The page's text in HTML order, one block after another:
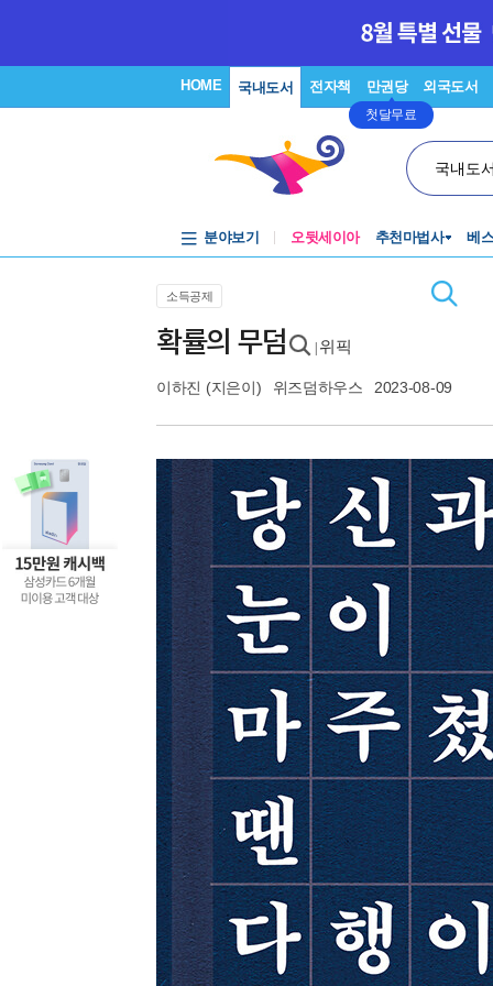
HOME 국내도서 전자책 만권당
첫달무료
외국도서
국내도
분야보기 오뒷세이아 추천마법사 베
소득공제
확률의 무덤 위픽
이하진 (지은이) 위즈덤하우스 2023-08-09